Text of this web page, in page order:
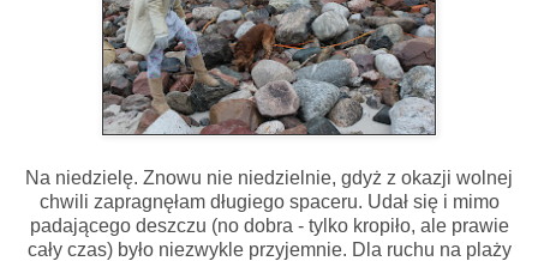
Na niedzielę. Znowu nie niedzielnie, gdyż z okazji wolnej
chwili zapragnęłam długiego spaceru. Udał się i mimo
padającego deszczu (no dobra - tylko kropiło, ale prawie
cały czas) było niezwykle przyjemnie. Dla ruchu na plaży